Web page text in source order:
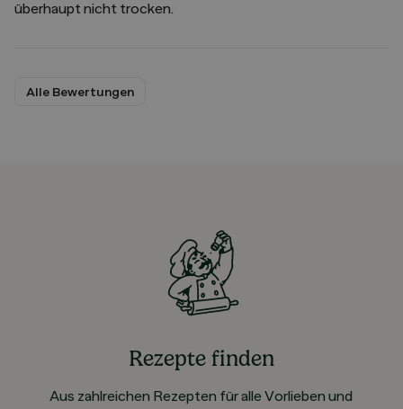
überhaupt nicht trocken.
Alle Bewertungen
Rezepte finden
Aus zahlreichen Rezepten für alle Vorlieben und